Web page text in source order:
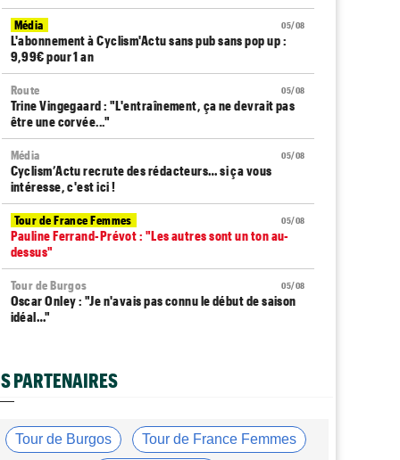
05/08
Média
L'abonnement à Cyclism'Actu sans pub sans pop up :
9,99€ pour 1 an
05/08
Route
Trine Vingegaard : "L'entraînement, ça ne devrait pas
être une corvée..."
05/08
Média
Cyclism’Actu recrute des rédacteurs… si ça vous
intéresse, c'est ici !
05/08
Tour de France Femmes
Pauline Ferrand-Prévot : "Les autres sont un ton au-
dessus"
05/08
Tour de Burgos
Oscar Onley : "Je n'avais pas connu le début de saison
idéal…"
déclassé
Julius Johansen remporte le prologue, doublé UAE Team
Emirates
PARTENAIRES
Tour de Burgos Tour de France Femmes